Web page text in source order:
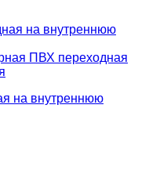
на внутреннюю